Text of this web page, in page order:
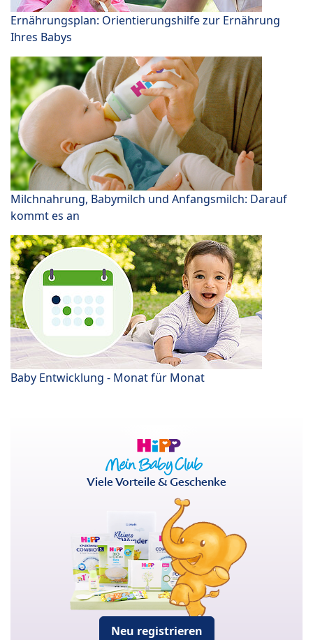
Ernährungsplan: Orientierungshilfe zur Ernährung
Ihres Babys
Milchnahrung, Babymilch und Anfangsmilch: Darauf
kommt es an
Baby Entwicklung - Monat für Monat
Viele Vorteile & Geschenke
Neu registrieren